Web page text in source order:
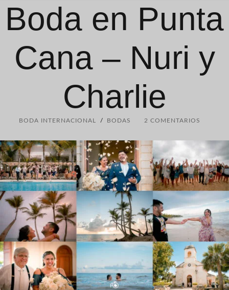
Boda en Punta
Cana – Nuri y
Charlie
BODA INTERNACIONAL / BODAS 2 COMENTARIOS